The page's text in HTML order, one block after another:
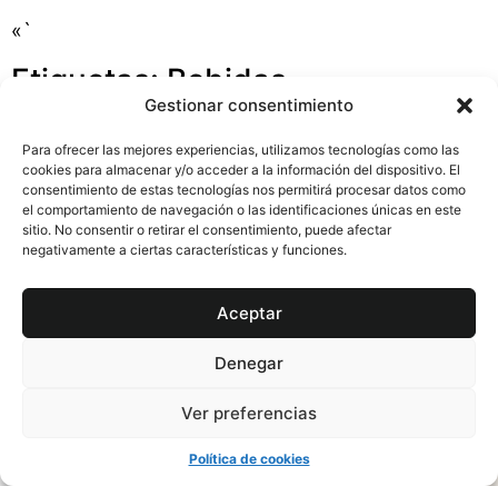
Gestionar consentimiento
Para ofrecer las mejores experiencias, utilizamos tecnologías como las
cookies para almacenar y/o acceder a la información del dispositivo. El
consentimiento de estas tecnologías nos permitirá procesar datos como
el comportamiento de navegación o las identificaciones únicas en este
sitio. No consentir o retirar el consentimiento, puede afectar
negativamente a ciertas características y funciones.
Aceptar
Denegar
Ver preferencias
Política de cookies
«`
Etiquetas: Bebidas
ANTERIOR SIGUIENTE
Flash Natural
junio 18, 2026
Qué ocurre si no haces suficiente
ejercicio al aire libre
Señales de intolerancia alimentaria que